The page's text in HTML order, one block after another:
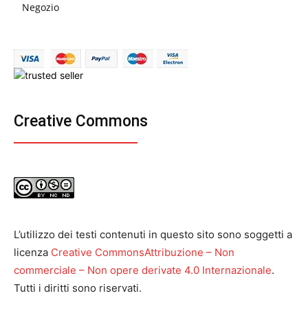
Negozio
Creative Commons
L’utilizzo dei testi contenuti in questo sito sono soggetti a
licenza Creative CommonsAttribuzione – Non
commerciale – Non opere derivate 4.0 Internazionale.
Tutti i diritti sono riservati.